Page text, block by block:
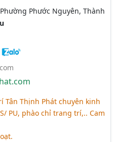
Phước Nguyên, Thành
Thịnh Phát chuyên kinh
PU, phào chỉ trang trí,.. Cam